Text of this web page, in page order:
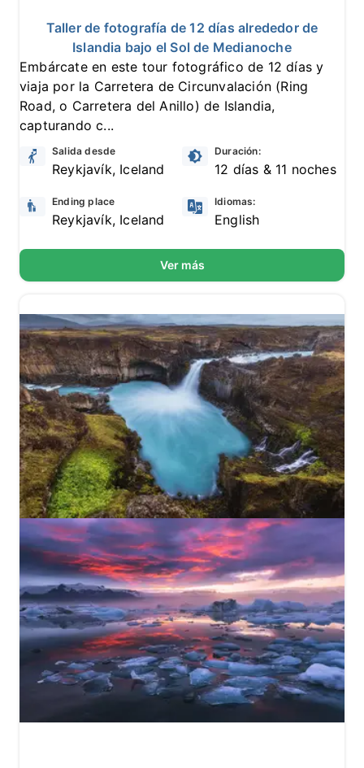
Taller de fotografía de 12 días alrededor de
Islandia bajo el Sol de Medianoche
Embárcate en este tour fotográfico de 12 días y
viaja por la Carretera de Circunvalación (Ring
Road, o Carretera del Anillo) de Islandia,
capturando c...
Salida desde
Reykjavík, Iceland
Duración:
12 días & 11 noches
Ending place
Reykjavík, Iceland
Idiomas:
English
Ver más